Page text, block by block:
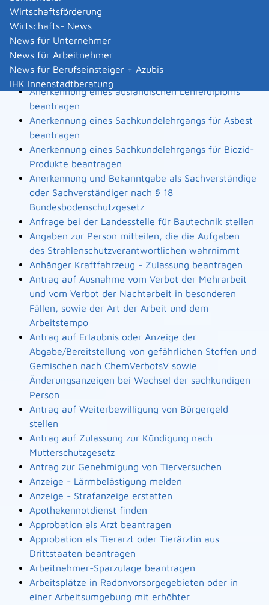
Wirtschaftsförderung
Wirtschafts- News
News für Unternehmer
News für Arbeitnehmer
News für Berufseinsteiger + Azubis
IHK Innenstadtberatung
Anerkennung als gemeinnützige Stiftung
beantragen
Anerkennung als Pharmaberater beantragen
Anerkennung als Prüf-, Zertifizierung- oder
Überwachungsstelle (PÜZ-Stelle) nach
Landesbauordnung
Anerkennung eines ausländischen Lehrerdiploms
beantragen
Anerkennung eines Sachkundelehrgangs für Asbest
beantragen
Anerkennung eines Sachkundelehrgangs für Biozid-
Produkte beantragen
Anerkennung und Bekanntgabe als Sachverständige
oder Sachverständiger nach § 18
Bundesbodenschutzgesetz
Anfrage bei der Landesstelle für Bautechnik stellen
Angaben zur Person mitteilen, die die Aufgaben
des Strahlenschutzverantwortlichen wahrnimmt
Anhänger Kraftfahrzeug - Zulassung beantragen
Antrag auf Ausnahme vom Verbot der Mehrarbeit
und vom Verbot der Nachtarbeit in besonderen
Fällen, sowie der Art der Arbeit und dem
Arbeitstempo
Antrag auf Erlaubnis oder Anzeige der
Abgabe/Bereitstellung von gefährlichen Stoffen und
Gemischen nach ChemVerbotsV sowie
Änderungsanzeigen bei Wechsel der sachkundigen
Person
Antrag auf Weiterbewilligung von Bürgergeld
stellen
Antrag auf Zulassung zur Kündigung nach
Mutterschutzgesetz
Antrag zur Genehmigung von Tierversuchen
Anzeige - Lärmbelästigung melden
Anzeige - Strafanzeige erstatten
Apothekennotdienst finden
Approbation als Arzt beantragen
Approbation als Tierarzt oder Tierärztin aus
Drittstaaten beantragen
Arbeitnehmer-Sparzulage beantragen
Arbeitsplätze in Radonvorsorgegebieten oder in
einer Arbeitsumgebung mit erhöhter